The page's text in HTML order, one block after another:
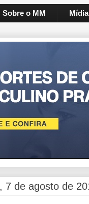
Sobre o MM Mídia
7 de agosto de